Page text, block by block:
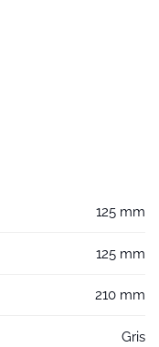
125 mm
125 mm
210 mm
Gris